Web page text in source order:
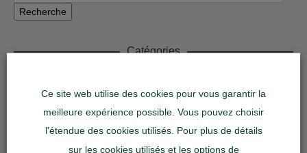
Recherche
Catégories
Appareils de fitness Life-Fitness & Hammer-Strenght
Article de Boxe et Sport de Combats
Ce site web utilise des cookies pour vous garantir la
meilleure expérience possible. Vous pouvez choisir
l'étendue des cookies utilisés. Pour plus de détails
sur les cookies utilisés et les options de